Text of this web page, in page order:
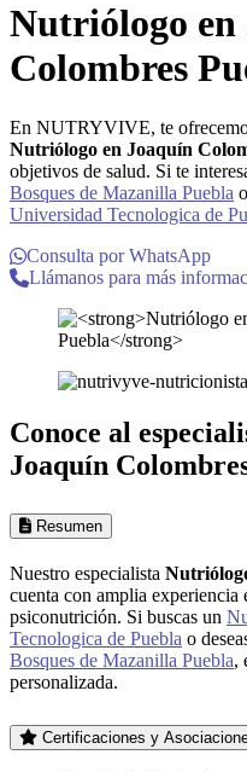
Nutriólogo en
Colombres
En NUTRYVIVE, te
Nutriólogo en Joaquín
objetivos de salud. Si te
Bosques de Mazanilla Puebla
Universidad Tecnologica de
Consulta por WhatsApp
Llámanos para más
Conoce al
Joaquín
Resumen
Nuestro especialista
cuenta con amplia
psiconutrición. Si buscas un
Tecnologica de Puebla o
Bosques de Mazanilla Puebla,
personalizada.
Certificaciones y